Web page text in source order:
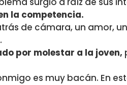
la competencia.
de cámara, un amor,
por molestar a la joven,
es muy bacán. En